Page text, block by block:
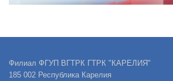
Филиал ФГУП ВГТРК ГТРК "КАРЕЛИЯ"
185 002 Республика Карелия